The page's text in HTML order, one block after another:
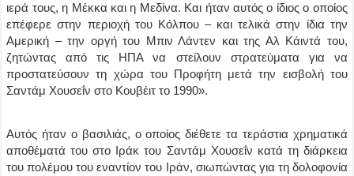
ιερά τους, η Μέκκα και η Μεδίνα. Και ήταν αυτός ο ίδιος ο οποίος
επέφερε στην περιοχή του Κόλπου – και τελικά στην ίδια την
Αμερική – την οργή του Μπιν Λάντεν και της Αλ Κάιντά του,
ζητώντας από τις ΗΠΑ να στείλουν στρατεύματα για να
προστατεύσουν τη χώρα του Προφήτη μετά την εισβολή του
Σαντάμ Χουσεΐν στο Κουβέιτ το 1990».
Αυτός ήταν ο βασιλιάς, ο οποίος διέθετε τα τεράστια χρηματικά
αποθέματά του στο Ιράκ του Σαντάμ Χουσεΐν κατά τη διάρκεια
του πολέμου του εναντίον του Ιράν, σιωπώντας για τη δολοφονία